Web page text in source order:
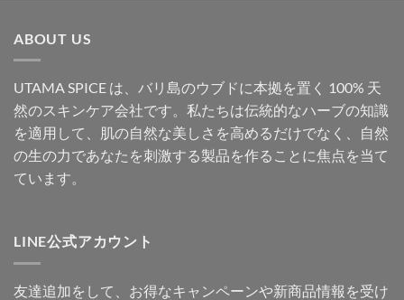
ABOUT US
UTAMA SPICE は、バリ島のウブドに本拠を置く 100% 天
然のスキンケア会社です。私たちは伝統的なハーブの知識
を適用して、肌の自然な美しさを高めるだけでなく、自然
の生の力であなたを刺激する製品を作ることに焦点を当て
ています。
LINE公式アカウント
友達追加をして、お得なキャンペーンや新商品情報を受け